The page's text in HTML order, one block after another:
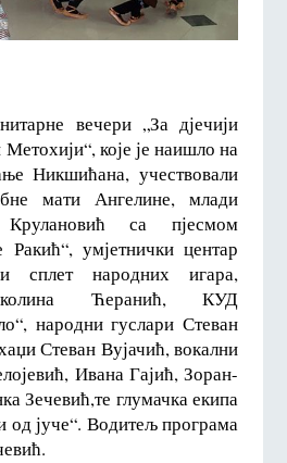
вечери „За дјечији
које је наишло на
Никшићана, учествовали
мати Ангелине, млади
са пјесмом
умјетнички центар
сплет народних игара,
Ћеранић, КУД
народни гуслари Стеван
Стеван Вујачић, вокални
Ивана Гајић, Зоран-
Зечевић,те глумачка екипа
од јуче“. Водитељ програма